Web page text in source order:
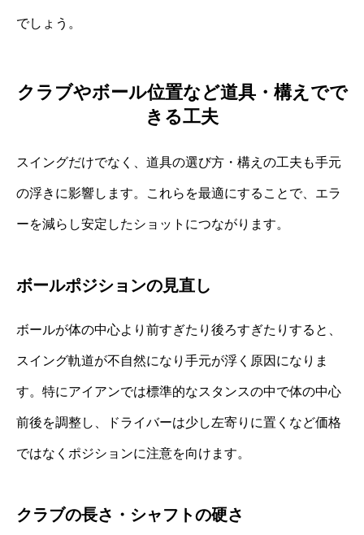
でしょう。
クラブやボール位置など道具・構えでで
きる工夫
スイングだけでなく、道具の選び方・構えの工夫も手元
の浮きに影響します。これらを最適にすることで、エラ
ーを減らし安定したショットにつながります。
ボールポジションの見直し
ボールが体の中心より前すぎたり後ろすぎたりすると、
スイング軌道が不自然になり手元が浮く原因になりま
す。特にアイアンでは標準的なスタンスの中で体の中心
前後を調整し、ドライバーは少し左寄りに置くなど価格
ではなくポジションに注意を向けます。
クラブの長さ・シャフトの硬さ